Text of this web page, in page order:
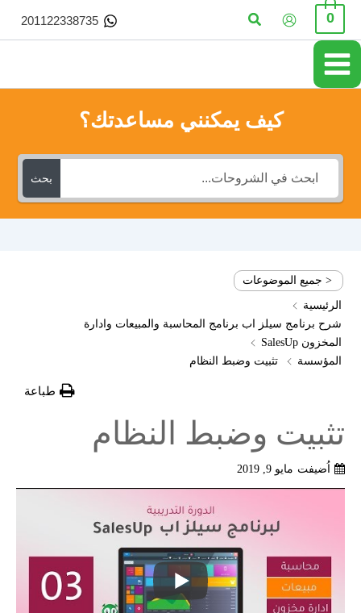
0 البحث 201122338735
كيف يمكنني مساعدتك؟
بحث
< جميع الموضوعات
الرئيسية
شرح برنامج سيلز اب برنامج المحاسبة والمبيعات وادارة
المخزون SalesUp
المؤسسة
تثبيت وضبط النظام
طباعة
تثبيت وضبط النظام
اُضيفت مايو 9, 2019